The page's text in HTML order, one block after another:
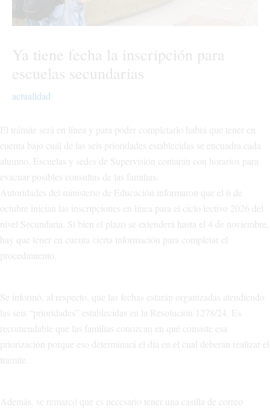
Ya tiene fecha la inscripción para
escuelas secundarias
actualidad
El trámite será en línea y para poder completarlo habrá que tener en
cuenta bajo cuál de las seis prioridades establecidas se encuadra cada
alumno. Escuelas y sedes de Supervisión contarán con horarios para
evacuar posibles consultas de las familias.
Autoridades del ministerio de Educación informaron que el 6 de
octubre inician las inscripciones en línea para el ciclo lectivo 2026 del
nivel Secundaria. Si bien el plazo se extenderá hasta el 4 de noviembre,
hay que tener en cuenta cierta información para completar el
procedimiento.
Se informó, al respecto, que las fechas estarán organizadas atendiendo
las seis “prioridades” establecidas en la Resolución 1278/24. Es
recomendable que las familias conozcan en qué consiste esa
priorización porque eso determinará el día en el cual deberán realizar el
trámite.
Además, se remarcó que es necesario tener una casilla de correo